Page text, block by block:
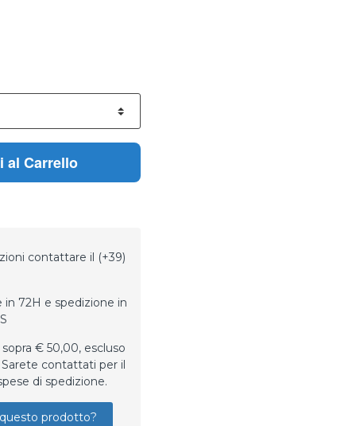
Carrello
contattare il (+39)
72H e spedizione in
€ 50,00, escluso
contattati per il
di spedizione.
prodotto?